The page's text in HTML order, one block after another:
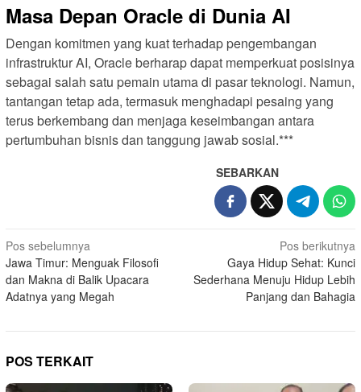
Masa Depan Oracle di Dunia AI
Dengan komitmen yang kuat terhadap pengembangan
infrastruktur AI, Oracle berharap dapat memperkuat posisinya
sebagai salah satu pemain utama di pasar teknologi. Namun,
tantangan tetap ada, termasuk menghadapi pesaing yang
terus berkembang dan menjaga keseimbangan antara
pertumbuhan bisnis dan tanggung jawab sosial.***
SEBARKAN
N
a
v
g
a
s
Pos sebelumnya
Jawa Timur: Menguak Filosofi
dan Makna di Balik Upacara
Adatnya yang Megah
Pos berikutnya
Gaya Hidup Sehat: Kunci
Sederhana Menuju Hidup Lebih
Panjang dan Bahagia
POS TERKAIT